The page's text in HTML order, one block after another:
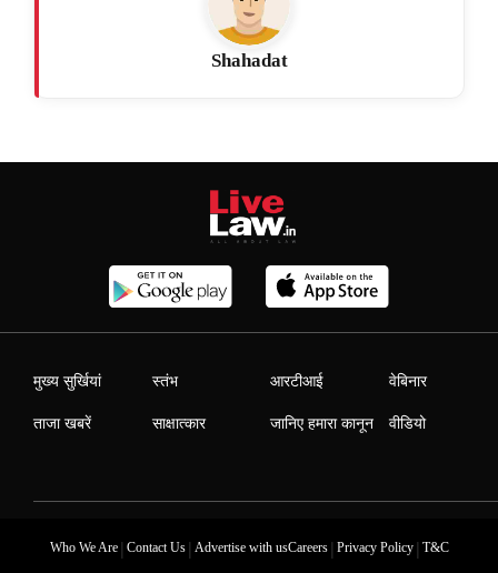
Shahadat
मुख्य सुर्खियां
ताजा खबरें
स्तंभ
साक्षात्कार
आरटीआई
जानिए हमारा कानून
वेबिनार
वीडियो
Who We Are| Contact Us| Advertise with usCareers| Privacy Policy| T&C